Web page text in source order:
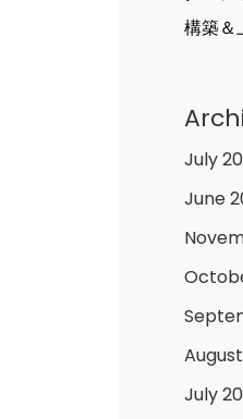
構築＆
July
June
July